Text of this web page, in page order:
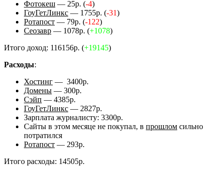
Фотокеш — 25р. (-4)
ГоуГетЛинкс — 1755р. (-31)
Ротапост — 79р. (-122)
Сеозавр — 1078р. (+1078)
Итого доход: 116156р. (+19145)
Расходы:
Хостинг — 3400р.
Домены — 300р.
Сэйп — 4385р.
ГоуГетЛинкс — 2827р.
Зарплата журналисту: 3300р.
Сайты в этом месяце не покупал, в прошлом сильно
потратился
Ротапост — 293р.
Итого расходы: 14505р.